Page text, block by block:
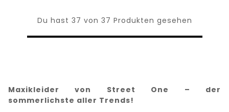
Du hast 37 von 37 Produkten gesehen
Maxikleider von Street One – der
sommerlichste aller Trends!